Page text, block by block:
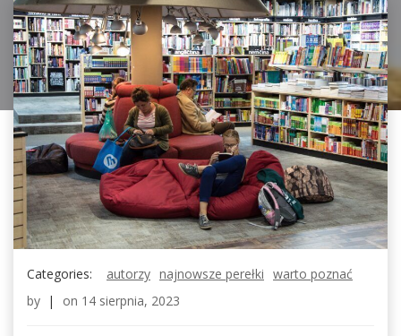
Categories: autorzy najnowsze perełki warto poznać
by | on 14 sierpnia, 2023